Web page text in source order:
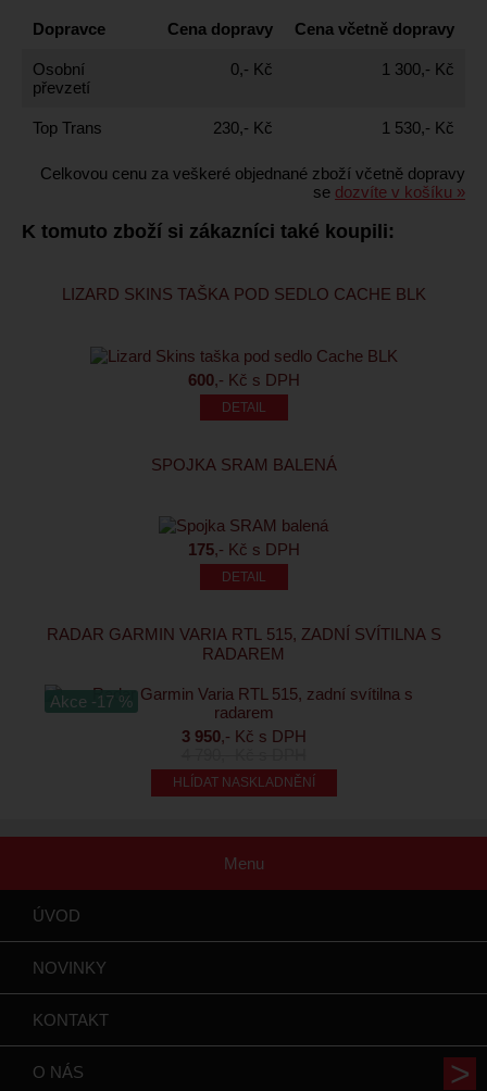
Dopravce Cena dopravy Cena včetně dopravy
Osobní
převzetí
0,- Kč 1 300,- Kč
Top Trans 230,- Kč 1 530,- Kč
Celkovou cenu za veškeré objednané zboží včetně dopravy
se dozvíte v košíku »
K tomuto zboží si zákazníci také koupili:
LIZARD SKINS TAŠKA POD SEDLO CACHE BLK
600,- Kč s DPH
SPOJKA SRAM BALENÁ
175,- Kč s DPH
RADAR GARMIN VARIA RTL 515, ZADNÍ SVÍTILNA S
RADAREM
Akce -17 %
3 950,- Kč s DPH
HLÍDAT NASKLADNĚNÍ
Menu
ÚVOD
NOVINKY
KONTAKT
O NÁS